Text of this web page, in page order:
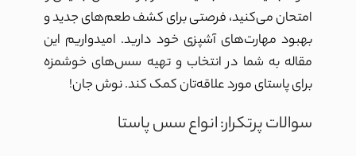
امتحان می‌کنید، فرصتی برای کشف طعم‌های جدید و
بهبود مهارت‌های آشپزی خود دارید. امیدواریم این
مقاله به شما در انتخاب و تهیه سس‌های خوشمزه
برای پاستای مورد علاقه‌تان کمک کند. نوش جان!
سوالات پرتکرار: انواع سس پاستا